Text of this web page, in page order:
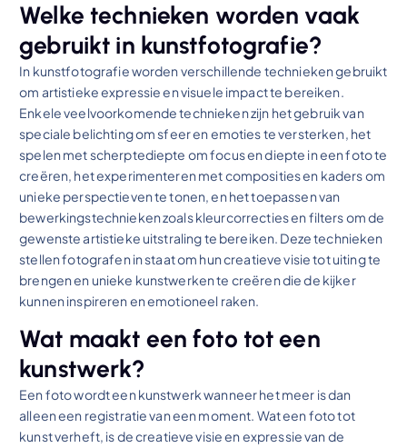
Welke technieken worden vaak
gebruikt in kunstfotografie?
In kunstfotografie worden verschillende technieken gebruikt
om artistieke expressie en visuele impact te bereiken.
Enkele veelvoorkomende technieken zijn het gebruik van
speciale belichting om sfeer en emoties te versterken, het
spelen met scherptediepte om focus en diepte in een foto te
creëren, het experimenteren met composities en kaders om
unieke perspectieven te tonen, en het toepassen van
bewerkingstechnieken zoals kleurcorrecties en filters om de
gewenste artistieke uitstraling te bereiken. Deze technieken
stellen fotografen in staat om hun creatieve visie tot uiting te
brengen en unieke kunstwerken te creëren die de kijker
kunnen inspireren en emotioneel raken.
Wat maakt een foto tot een
kunstwerk?
Een foto wordt een kunstwerk wanneer het meer is dan
alleen een registratie van een moment. Wat een foto tot
kunst verheft, is de creatieve visie en expressie van de